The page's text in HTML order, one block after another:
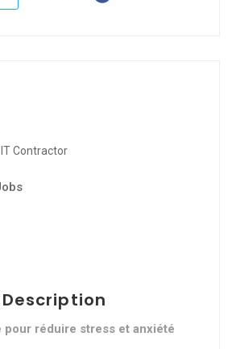
Contractor
pour réduire stress et anxiété